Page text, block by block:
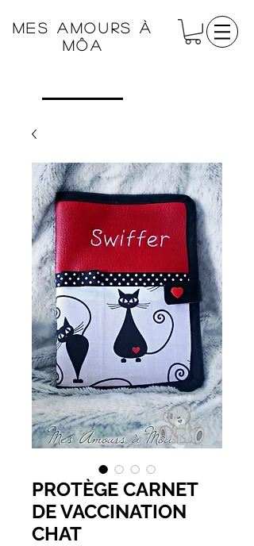
Mes amours à
Môa
PROTÈGE CARNET
DE VACCINATION
CHAT